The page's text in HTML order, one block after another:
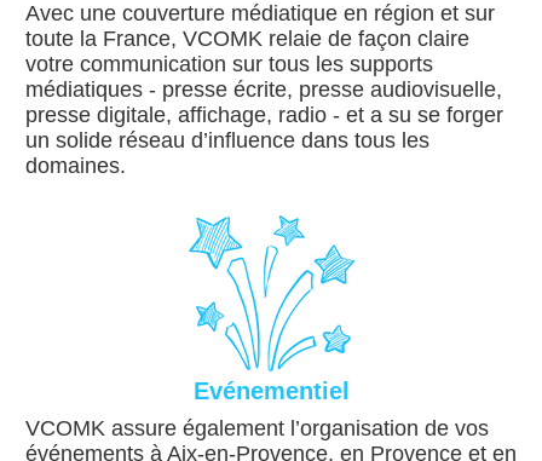
Avec une couverture médiatique en région et sur
toute la France, VCOMK relaie de façon claire
votre communication sur tous les supports
médiatiques - presse écrite, presse audiovisuelle,
presse digitale, affichage, radio - et a su se forger
un solide réseau d’influence dans tous les
domaines.
Evénementiel
VCOMK assure également l’organisation de vos
événements à Aix-en-Provence, en Provence et en